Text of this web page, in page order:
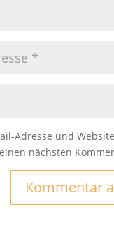
Adresse und
nächsten